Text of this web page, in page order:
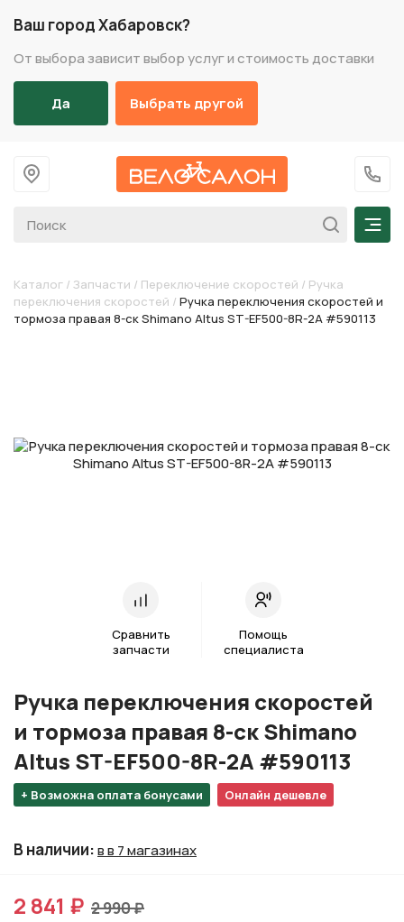
Ваш город Хабаровск?
От выбора зависит выбор услуг и стоимость доставки
Да Выбрать другой
На главную
+7
Каталог / Запчасти / Переключение скоростей / Ручка
переключения скоростей / Ручка переключения скоростей и
тормоза правая 8-ск Shimano Altus ST-EF500-8R-2A #590113
Сравнить
запчасти
Помощь
специалиста
+ Возможна оплата бонусами Онлайн дешевле
Ручка переключения скоростей
и тормоза правая 8-ск Shimano
Altus ST-EF500-8R-2A #590113
В наличии:в в 7 магазинах
2 841 ₽ 2 990 ₽